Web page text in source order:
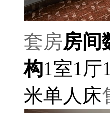
套房房间
构1室1厅
米单人床